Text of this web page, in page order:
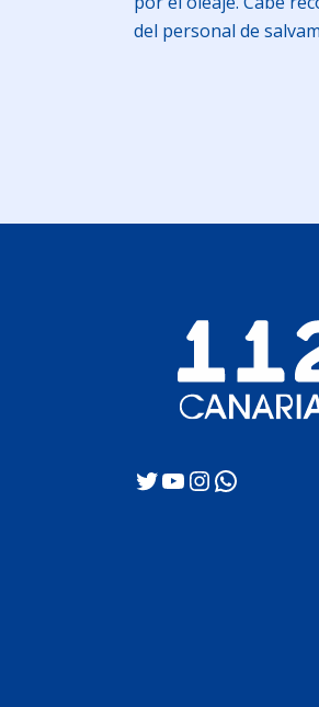
del personal de
Twitter
YouTube
Instagram
WhatsApp